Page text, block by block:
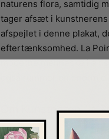
naturens flora, samtidig
tager afsæt i
afspejlet i denne plakat,
eftertænksomhed. La
moderne menneske i alt
også rummer en enorm
Om Kunstneren La